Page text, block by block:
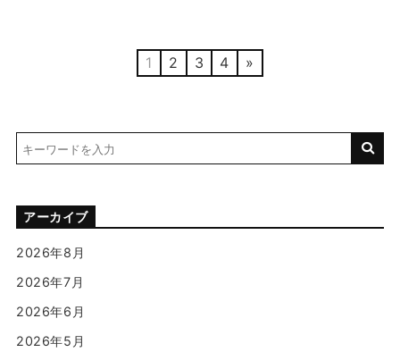
1 2 3 4 »
アーカイブ
2026年8月
2026年7月
2026年6月
2026年5月